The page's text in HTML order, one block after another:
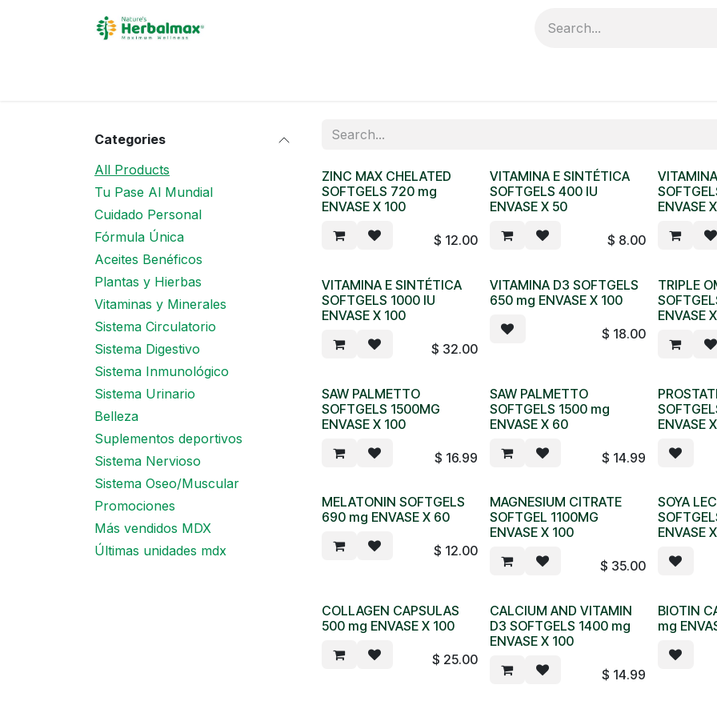
Categories
All Products
Tu Pase Al Mundial
Cuidado Personal
Fórmula Única
Aceites Benéficos
Plantas y Hierbas
Vitaminas y Minerales
Sistema Circulatorio
Sistema Digestivo
Sistema Inmunológico
Sistema Urinario
Belleza
Suplementos deportivos
Sistema Nervioso
Sistema Oseo/Muscular
Promociones
Más vendidos MDX
Últimas unidades mdx
ZINC MAX CHELATED
SOFTGELS 720 mg
ENVASE X 100
$ 12.00
VITAMINA E SINTÉTICA
SOFTGELS 400 IU
ENVASE X 50
$ 8.00
ENVASE
VITAMINA E SINTÉTICA
SOFTGELS 1000 IU
ENVASE X 100
$ 32.00
VITAMINA D3 SOFTGELS
650 mg ENVASE X 100
$ 18.00
TRIPLE
ENVASE
SAW PALMETTO
SOFTGELS 1500MG
ENVASE X 100
$ 16.99
SAW PALMETTO
SOFTGELS 1500 mg
ENVASE X 60
$ 14.99
ENVASE
MELATONIN SOFTGELS
690 mg ENVASE X 60
$ 12.00
MAGNESIUM CITRATE
SOFTGEL 1100MG
ENVASE X 100
$ 35.00
SOYA
ENVASE
COLLAGEN CAPSULAS
500 mg ENVASE X 100
$ 25.00
CALCIUM AND VITAMIN
D3 SOFTGELS 1400 mg
ENVASE X 100
$ 14.99
BIOTIN
mg